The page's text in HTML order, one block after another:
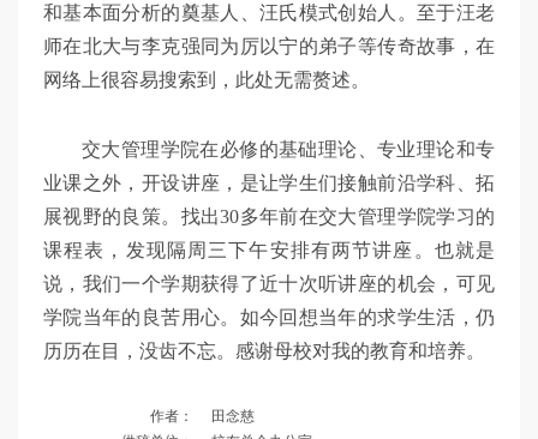
和基本面分析的奠基人、汪氏模式创始人。至于汪老
师在北大与李克强同为厉以宁的弟子等传奇故事，在
网络上很容易搜索到，此处无需赘述。
交大管理学院在必修的基础理论、专业理论和专
业课之外，开设讲座，是让学生们接触前沿学科、拓
展视野的良策。找出30多年前在交大管理学院学习的
课程表，发现隔周三下午安排有两节讲座。也就是
说，我们一个学期获得了近十次听讲座的机会，可见
学院当年的良苦用心。如今回想当年的求学生活，仍
历历在目，没齿不忘。感谢母校对我的教育和培养。
作者：
田念慈